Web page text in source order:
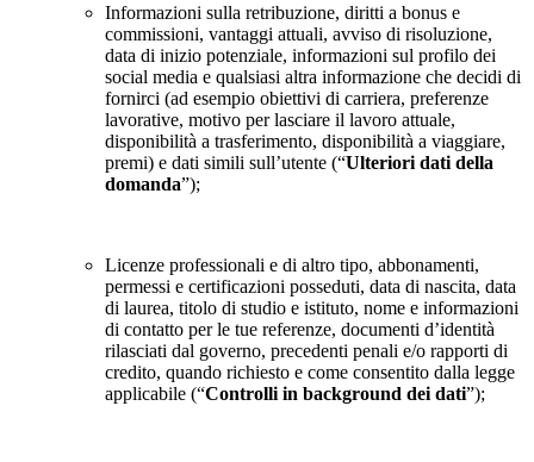
Informazioni sulla retribuzione, diritti a bonus e
commissioni, vantaggi attuali, avviso di risoluzione,
data di inizio potenziale, informazioni sul profilo dei
social media e qualsiasi altra informazione che decidi di
fornirci (ad esempio obiettivi di carriera, preferenze
lavorative, motivo per lasciare il lavoro attuale,
disponibilità a trasferimento, disponibilità a viaggiare,
premi) e dati simili sull’utente (“Ulteriori dati della
domanda”);
Licenze professionali e di altro tipo, abbonamenti,
permessi e certificazioni posseduti, data di nascita, data
di laurea, titolo di studio e istituto, nome e informazioni
di contatto per le tue referenze, documenti d’identità
rilasciati dal governo, precedenti penali e/o rapporti di
credito, quando richiesto e come consentito dalla legge
applicabile (“Controlli in background dei dati”);